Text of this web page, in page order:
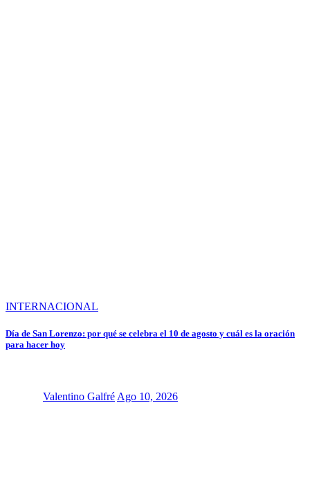
INTERNACIONAL
Día de San Lorenzo: por qué se celebra el 10 de agosto y cuál es la oración
para hacer hoy
Valentino Galfré Ago 10, 2026